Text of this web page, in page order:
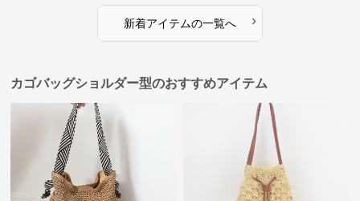
新着アイテムの一覧へ ›
カゴバッグショルダー型のおすすめアイテム